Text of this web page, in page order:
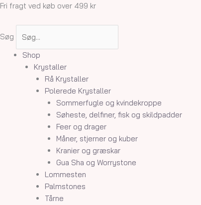
Gå
Fri fragt ved køb over 499 kr
Søg
Shop
Krystaller
Rå Krystaller
Polerede Krystaller
Sommerfugle og kvindekroppe
Søheste, delfiner, fisk og skildpadder
Feer og drager
Måner, stjerner og kuber
Kranier og græskar
Gua Sha og Worrystone
Lommesten
Palmstones
Tårne